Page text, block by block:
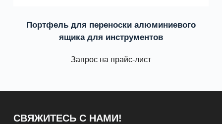
Портфель для переноски алюминиевого
ящика для инструментов
Запрос на прайс-лист
СВЯЖИТЕСЬ С НАМИ!